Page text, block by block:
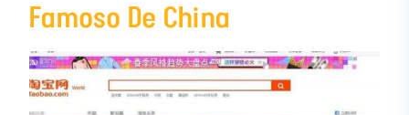
Famoso De China